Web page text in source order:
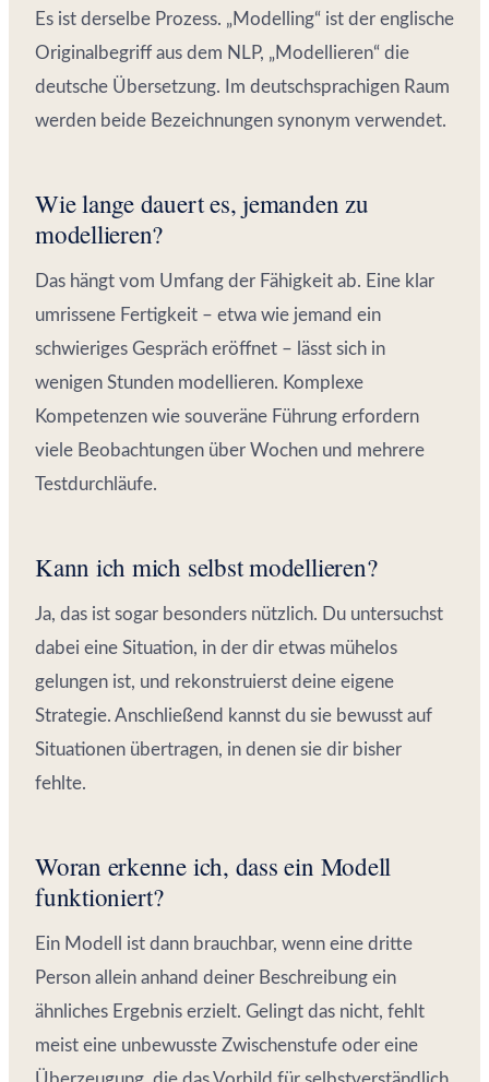
Es ist derselbe Prozess. „Modelling“ ist der englische
Originalbegriff aus dem NLP, „Modellieren“ die
deutsche Übersetzung. Im deutschsprachigen Raum
werden beide Bezeichnungen synonym verwendet.
Wie lange dauert es, jemanden zu
modellieren?
Das hängt vom Umfang der Fähigkeit ab. Eine klar
umrissene Fertigkeit – etwa wie jemand ein
schwieriges Gespräch eröffnet – lässt sich in
wenigen Stunden modellieren. Komplexe
Kompetenzen wie souveräne Führung erfordern
viele Beobachtungen über Wochen und mehrere
Testdurchläufe.
Kann ich mich selbst modellieren?
Ja, das ist sogar besonders nützlich. Du untersuchst
dabei eine Situation, in der dir etwas mühelos
gelungen ist, und rekonstruierst deine eigene
Strategie. Anschließend kannst du sie bewusst auf
Situationen übertragen, in denen sie dir bisher
fehlte.
Woran erkenne ich, dass ein Modell
funktioniert?
Ein Modell ist dann brauchbar, wenn eine dritte
Person allein anhand deiner Beschreibung ein
ähnliches Ergebnis erzielt. Gelingt das nicht, fehlt
meist eine unbewusste Zwischenstufe oder eine